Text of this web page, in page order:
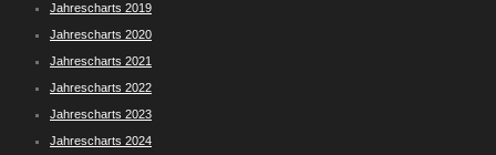
Jahrescharts 2019
Jahrescharts 2020
Jahrescharts 2021
Jahrescharts 2022
Jahrescharts 2023
Jahrescharts 2024